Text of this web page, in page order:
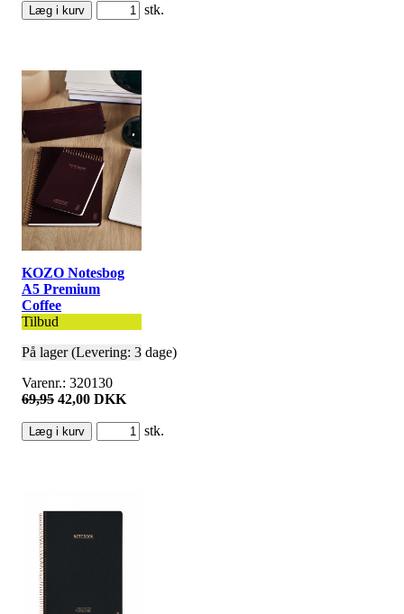
stk.
KOZO Notesbog
A5 Premium
Coffee
Tilbud
På lager (Levering: 3 dage)
Varenr.: 320130
69,95 42,00 DKK
stk.